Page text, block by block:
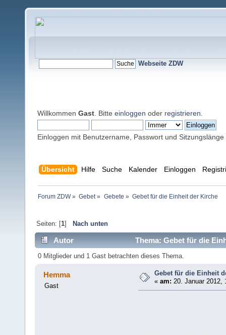
Webseite ZDW
Willkommen Gast . Bitte einloggen oder registrieren
Einloggen mit Benutzername, Passwort und Sitzungslänge
Übersicht Hilfe Suche Kalender Einloggen
Forum ZDW» Gebet» Gebete » Gebet für die Einheit der Kirche
Seiten: [1] Nach unten
Autor Thema: Gebet für die
0 Mitglieder und 1 Gast betrachten dieses Thema.
Hemma
Gast
Gebet für die Einheit
«am: 20. Januar 2012,